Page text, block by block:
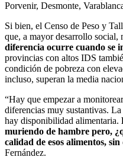
Porvenir, Desmonte,
Si bien, el Censo de Peso y
que, a mayor desarrollo social,
diferencia ocurre cuando se
provincias con altos IDS
condición de pobreza con
incluso, superan la media
“Hay que empezar a
diferencias muy sustantivas.
hay disponibilidad alimentaria.
muriendo de hambre pero,
calidad de esos alimentos,
Fernández.